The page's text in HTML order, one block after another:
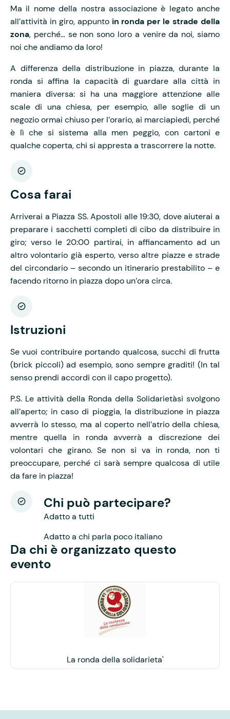
Ma il nome della nostra associazione è legato anche
all’attività in giro, appunto in ronda per le strade della
zona, perché… se non sono loro a venire da noi, siamo
noi che andiamo da loro!
A differenza della distribuzione in piazza, durante la
ronda si affina la capacità di guardare alla città in
maniera diversa: si ha una maggiore attenzione alle
scale di una chiesa, per esempio, alle soglie di un
negozio ormai chiuso per l’orario, ai marciapiedi, perché
è lì che si sistema alla men peggio, con cartoni e
qualche coperta, chi si appresta a trascorrere la notte.
Cosa farai
Arriverai a Piazza SS. Apostoli alle 19:30, dove aiuterai a
preparare i sacchetti completi di cibo da distribuire in
giro; verso le 20:00 partirai, in affiancamento ad un
altro volontario già esperto, verso altre piazze e strade
del circondario – secondo un itinerario prestabilito – e
facendo ritorno in piazza dopo un’ora circa.
Istruzioni
Se vuoi contribuire portando qualcosa, succhi di frutta
(brick piccoli) ad esempio, sono sempre graditi! (In tal
senso prendi accordi con il capo progetto).
P.S. Le attività della Ronda della Solidarietàsi svolgono
all’aperto; in caso di pioggia, la distribuzione in piazza
avverrà lo stesso, ma al coperto nell’atrio della chiesa,
mentre quella in ronda avverrà a discrezione dei
volontari che girano. Se non si va in ronda, non ti
preoccupare, perché ci sarà sempre qualcosa di utile
da fare in piazza!
Chi può partecipare?
Adatto a tutti
Adatto a chi parla poco italiano
Da chi è organizzato questo
evento
La ronda della solidarieta'